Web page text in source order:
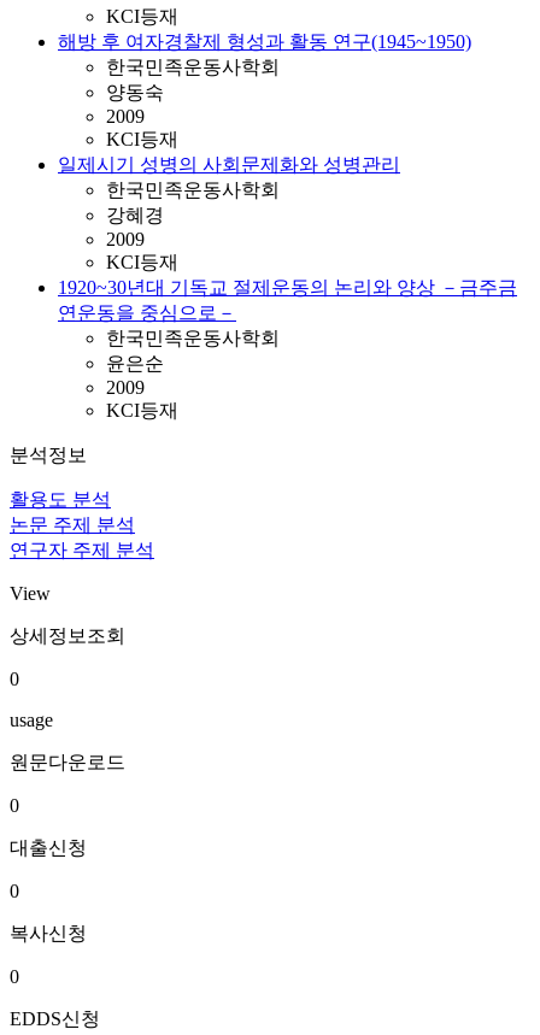
KCI등재
해방 후 여자경찰제 형성과 활동 연구(1945~1950)
한국민족운동사학회
양동숙
2009
KCI등재
일제시기 성병의 사회문제화와 성병관리
한국민족운동사학회
강혜경
2009
KCI등재
1920~30년대 기독교 절제운동의 논리와 양상 －금주금
연운동을 중심으로－
한국민족운동사학회
윤은순
2009
KCI등재
분석정보
활용도 분석
논문 주제 분석
연구자 주제 분석
View
상세정보조회
0
usage
원문다운로드
0
대출신청
0
복사신청
0
EDDS신청